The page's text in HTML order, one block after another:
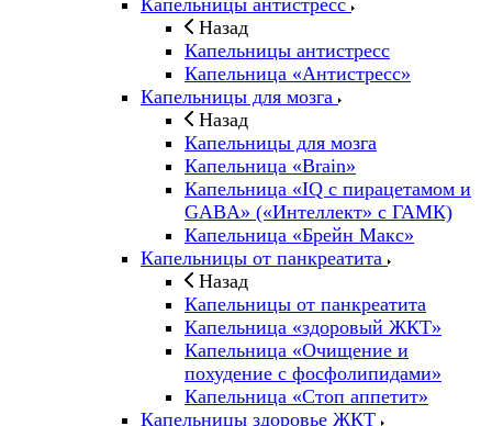
Капельницы антистресс
Назад
Капельницы антистресс
Капельница «Антистресс»
Капельницы для мозга
Назад
Капельницы для мозга
Капельница «Brain»
Капельница «IQ с пирацетамом и
GABA» («Интеллект» с ГАМК)
Капельница «Брейн Макс»
Капельницы от панкреатита
Назад
Капельницы от панкреатита
Капельница «здоровый ЖКТ»
Капельница «Очищение и
похудение с фосфолипидами»
Капельница «Стоп аппетит»
Капельницы здоровье ЖКТ